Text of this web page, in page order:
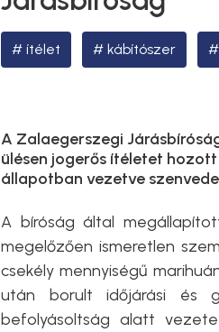
ítélet kábítószer
A Zalaegerszegi
ülésen jogerős ítéletet
állapotban vezetve
A bíróság által
megelőzően ismeretlen
csekély mennyiségű
után borult időjárási és
befolyásoltság alatt